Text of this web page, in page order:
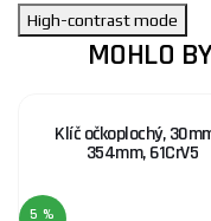
High-contrast mode
MOHLO
Klíč očkoplochý,
354mm, 61CrV5
5 %